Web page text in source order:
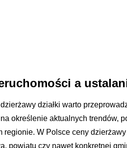
a
działki warto
określenie aktualnych trendów,
regionie. W Polsce ceny
powiatu czy nawet konkretnej